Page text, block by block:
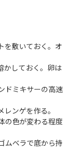
を敷いておく。オ
かしておく。卵は
ドミキサーの高速
ンゲを作る。
の色が変わる程度
ムベラで底から持